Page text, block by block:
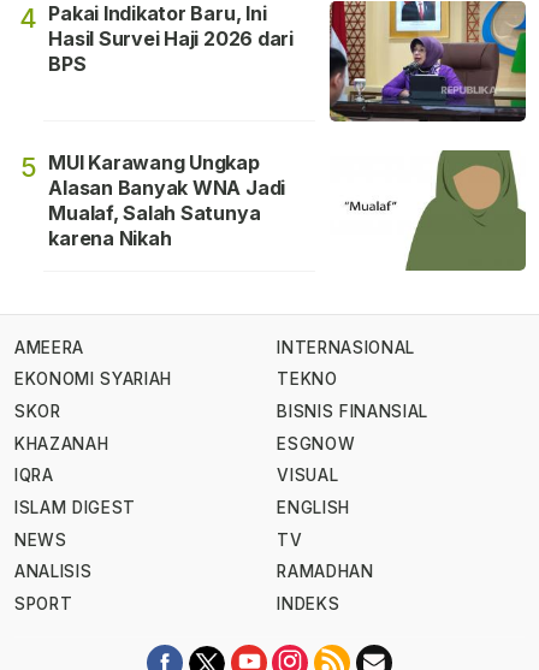
4 Pakai Indikator Baru, Ini
Hasil Survei Haji 2026 dari
BPS
5 MUI Karawang Ungkap
Alasan Banyak WNA Jadi
Mualaf, Salah Satunya
karena Nikah
AMEERA
EKONOMI SYARIAH
SKOR
KHAZANAH
IQRA
ISLAM DIGEST
NEWS
ANALISIS
SPORT
INTERNASIONAL
TEKNO
BISNIS FINANSIAL
ESGNOW
VISUAL
ENGLISH
TV
RAMADHAN
INDEKS